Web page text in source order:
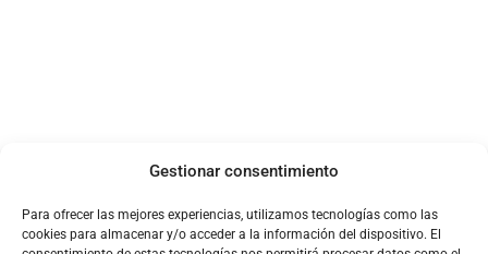
Gestionar consentimiento
Para ofrecer las mejores experiencias, utilizamos tecnologías como las
cookies para almacenar y/o acceder a la información del dispositivo. El